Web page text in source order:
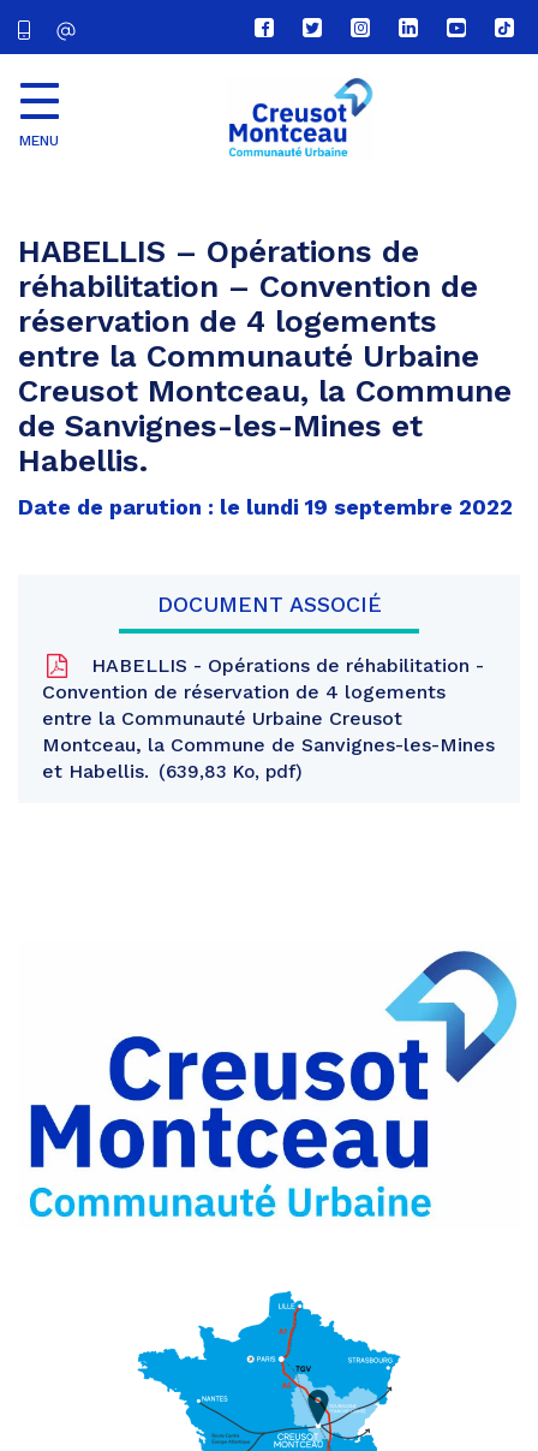
Lien
vers
compte
Facebook
Lien
vers
compte
Twitter
Lien
vers
le
compte
Lien
vers
Lien
vers
Lien
vers
MENU
HABELLIS – Opérations de
réhabilitation – Convention de
réservation de 4 logements
entre la Communauté Urbaine
Creusot Montceau, la Commune
de Sanvignes-les-Mines et
Habellis.
Date de parution : le lundi 19 septembre 2022
DOCUMENT ASSOCIÉ
HABELLIS - Opérations de réhabilitation -
Convention de réservation de 4 logements
entre la Communauté Urbaine Creusot
Montceau, la Commune de Sanvignes-les-Mines
et Habellis.
639,83 Ko, pdf
Facebook
Partager
Twitter
Partager
par
e-
mail